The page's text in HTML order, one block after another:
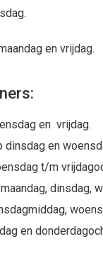
en vrijdag.
en vrijdag.
dinsdag en
t/m
dinsdag,
en